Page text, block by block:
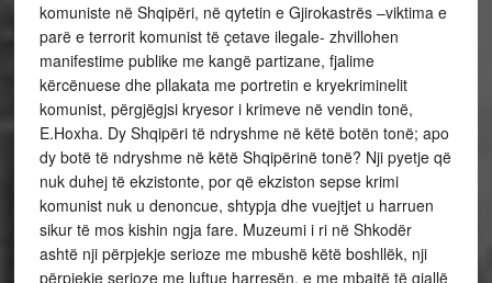
komuniste në Shqipëri, në qytetin e Gjirokastrës –viktima e
parë e terrorit komunist të çetave ilegale- zhvillohen
manifestime publike me kangë partizane, fjalime
kërcënuese dhe pllakata me portretin e kryekriminelit
komunist, përgjëgjsi kryesor i krimeve në vendin tonë,
E.Hoxha. Dy Shqipëri të ndryshme në këtë botën tonë; apo
dy botë të ndryshme në këtë Shqipërinë tonë? Nji pyetje që
nuk duhej të ekzistonte, por që ekziston sepse krimi
komunist nuk u denoncue, shtypja dhe vuejtjet u harruen
sikur të mos kishin ngja fare. Muzeumi i ri në Shkodër
ashtë nji përpjekje serioze me mbushë këtë boshllëk, nji
përpjekje serioze me luftue harresën, e me mbajtë të gjallë